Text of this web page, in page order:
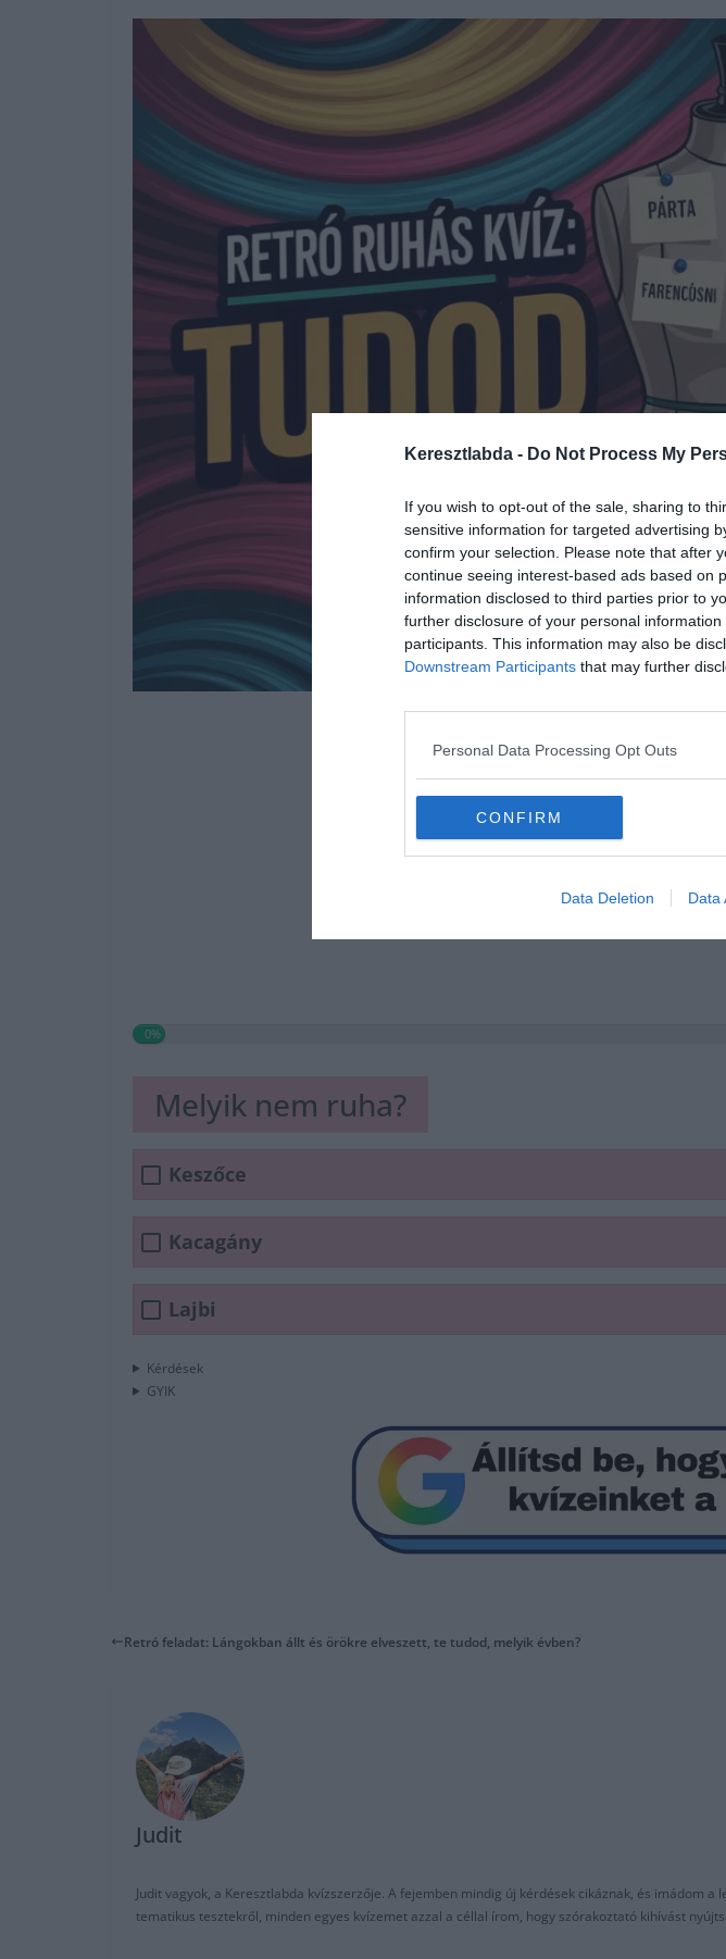
Keresztlabda - Do Not Process My
If you wish to opt-out of the sale, sharing to
sensitive information for targeted advertising
confirm your selection. Please note that after
continue seeing interest-based ads based on
information disclosed to third parties prior to
further disclosure of your personal
participants. This information may also be
Downstream Participants that may further
Personal Data Processing Opt Outs
CONFIRM
Data Deletion Data
0%
Melyik nem ruha?
Keszőce
Kacagány
Lajbi
Kérdések
GYIK
Retró feladat: Lángokban állt és örökre elveszett, te tudod, melyik évben?
Judit
Judit vagyok, a Keresztlabda kvízszerzője. A fejemben mindig új kérdések cikáznak, és imádom
tematikus tesztekről, minden egyes kvízemet azzal a céllal írom, hogy szórakoztató kihívást